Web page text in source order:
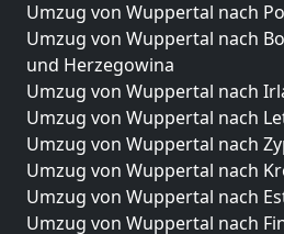
Umzug von Wuppertal nach
Umzug von Wuppertal nach
und Herzegowina
Umzug von Wuppertal nach
Umzug von Wuppertal nach
Umzug von Wuppertal nach
Umzug von Wuppertal nach
Umzug von Wuppertal nach
Umzug von Wuppertal nach